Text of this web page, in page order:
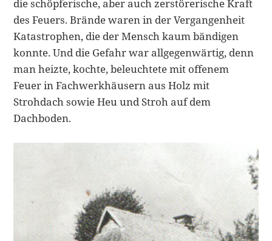
die schöpferische, aber auch zerstörerische Kraft
des Feuers. Brände waren in der Vergangenheit
Katastrophen, die der Mensch kaum bändigen
konnte. Und die Gefahr war allgegenwärtig, denn
man heizte, kochte, beleuchtete mit offenem
Feuer in Fachwerkhäusern aus Holz mit
Strohdach sowie Heu und Stroh auf dem
Dachboden.